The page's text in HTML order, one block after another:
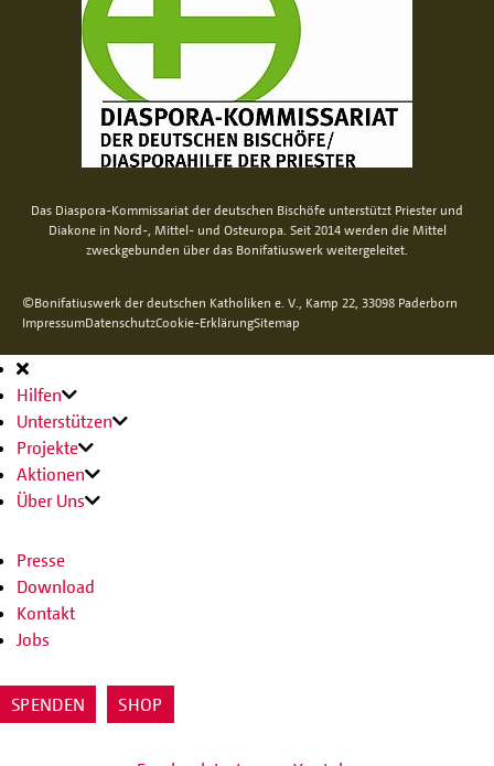
Das Diaspora-Kommissariat der deutschen Bischöfe unterstützt Priester und
Diakone in Nord-, Mittel- und Osteuropa. Seit 2014 werden die Mittel
zweckgebunden über das Bonifatiuswerk weitergeleitet.
©Bonifatiuswerk der deutschen Katholiken e. V., Kamp 22, 33098 Paderborn
ImpressumDatenschutzCookie-ErklärungSitemap
Hauptnavigation
Hilfen
Unterstützen
Projekte
Aktionen
Über Uns
Presse
Download
Kontakt
Jobs
SPENDEN SHOP